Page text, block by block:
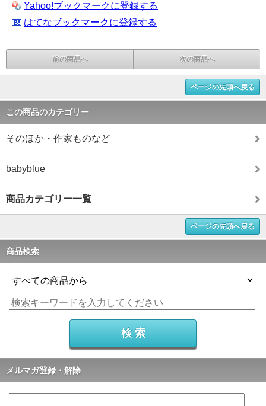
Yahoo!ブックマークに登録する
はてなブックマークに登録する
前の商品へ 次の商品へ
ページの先頭へ戻る
この商品のカテゴリー
そのほか・作家ものなど
babyblue
商品カテゴリー一覧
ページの先頭へ戻る
商品検索
メルマガ登録・解除